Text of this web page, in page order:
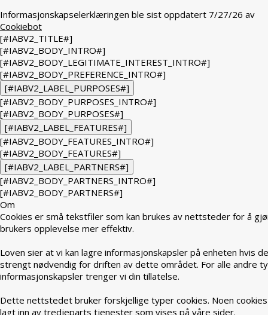
Informasjonskapselerklæringen ble sist oppdatert 7/27/26 av
Cookiebot
[#IABV2_TITLE#]
[#IABV2_BODY_INTRO#]
[#IABV2_BODY_LEGITIMATE_INTEREST_INTRO#]
[#IABV2_BODY_PREFERENCE_INTRO#]
[#IABV2_LABEL_PURPOSES#]
[#IABV2_BODY_PURPOSES_INTRO#]
[#IABV2_BODY_PURPOSES#]
[#IABV2_LABEL_FEATURES#]
[#IABV2_BODY_FEATURES_INTRO#]
[#IABV2_BODY_FEATURES#]
[#IABV2_LABEL_PARTNERS#]
[#IABV2_BODY_PARTNERS_INTRO#]
[#IABV2_BODY_PARTNERS#]
Om
Cookies er små tekstfiler som kan brukes av nettsteder for å
brukers opplevelse mer effektiv.
Loven sier at vi kan lagre informasjonskapsler på enheten hvis
strengt nødvendig for driften av dette området. For alle andre
informasjonskapsler trenger vi din tillatelse.
Dette nettstedet bruker forskjellige typer cookies. Noen
lagt inn av tredjeparts tjenester som vises på våre sider.